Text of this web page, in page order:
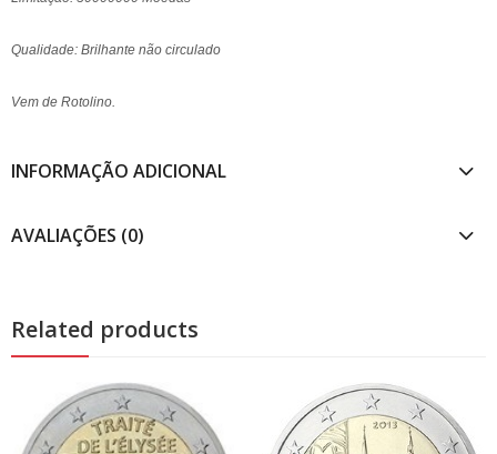
Qualidade: Brilhante não circulado
Vem de Rotolino.
INFORMAÇÃO ADICIONAL
AVALIAÇÕES (0)
Related products